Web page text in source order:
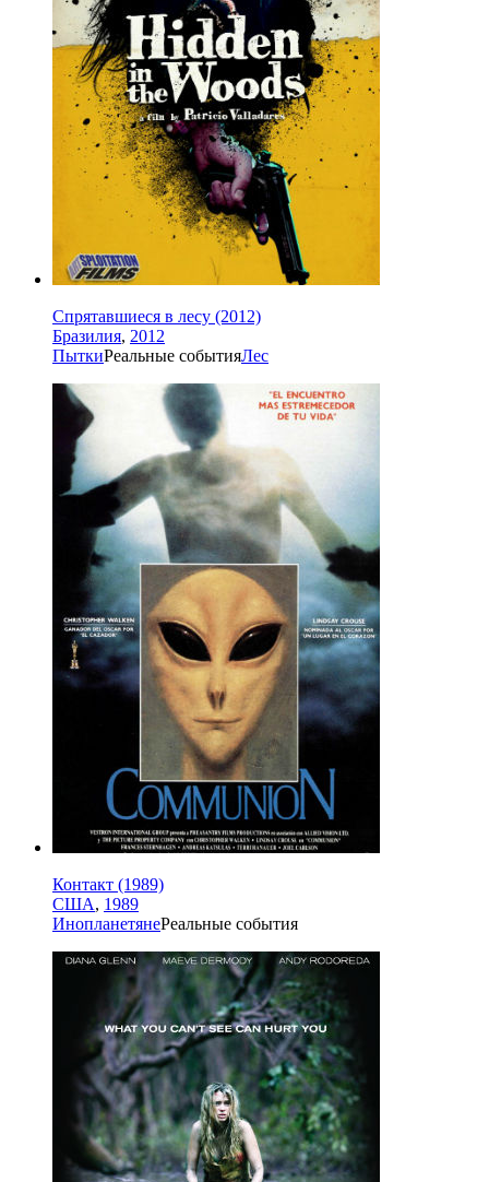
Спрятавшиеся в лесу (2012)
Бразилия, 2012
ПыткиРеальные событияЛес
Контакт (1989)
США, 1989
ИнопланетянеРеальные события